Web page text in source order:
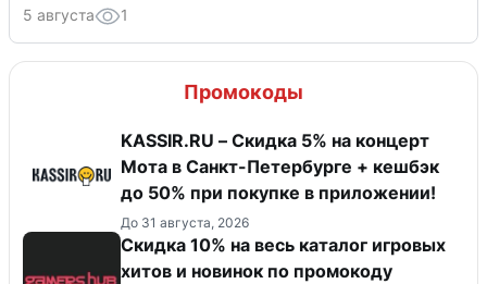
5 августа 1
Промокоды
KASSIR.RU – Скидка 5% на концерт
Мота в Санкт-Петербурге + кешбэк
до 50% при покупке в приложении!
До 31 августа, 2026
Скидка 10% на весь каталог игровых
хитов и новинок по промокоду